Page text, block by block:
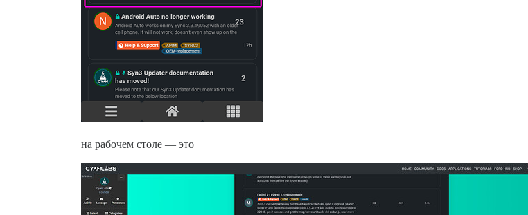
на рабочем столе — это